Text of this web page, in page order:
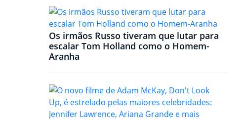
Os irmãos Russo tiveram que lutar para
escalar Tom Holland como o Homem-
Aranha